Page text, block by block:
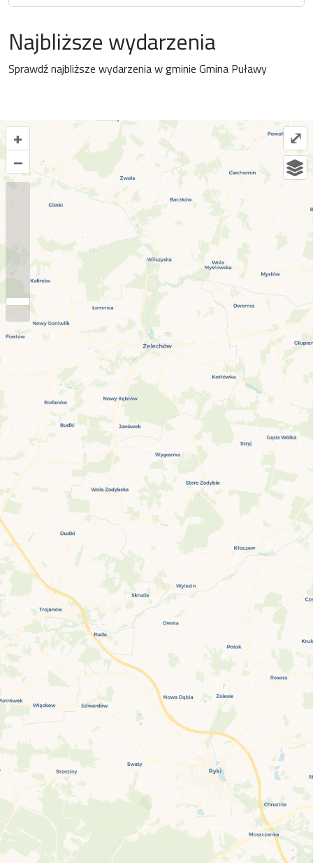
Najbliższe wydarzenia
Sprawdź najbliższe wydarzenia w gminie Gmina Puławy
+
–
⤢